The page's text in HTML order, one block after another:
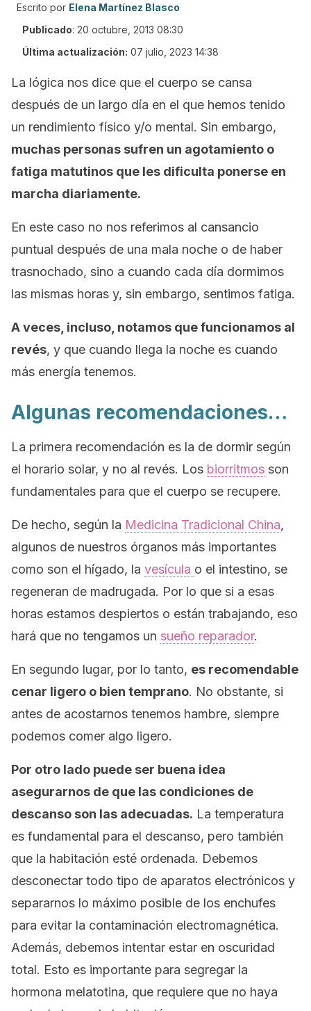
Escrito por Elena Martínez Blasco
Publicado: 20 octubre, 2013 08:30
Última actualización: 07 julio, 2023 14:38
La lógica nos dice que el cuerpo se cansa
después de un largo día en el que hemos tenido
un rendimiento físico y/o mental. Sin embargo,
muchas personas sufren un agotamiento o
fatiga matutinos que les dificulta ponerse en
marcha diariamente.
En este caso no nos referimos al cansancio
puntual después de una mala noche o de haber
trasnochado, sino a cuando cada día dormimos
las mismas horas y, sin embargo, sentimos fatiga.
A veces, incluso, notamos que funcionamos al
revés, y que cuando llega la noche es cuando
más energía tenemos.
Algunas recomendaciones…
La primera recomendación es la de dormir según
el horario solar, y no al revés. Los biorritmos son
fundamentales para que el cuerpo se recupere.
De hecho, según la Medicina Tradicional China,
algunos de nuestros órganos más importantes
como son el hígado, la vesícula o el intestino, se
regeneran de madrugada. Por lo que si a esas
horas estamos despiertos o están trabajando, eso
hará que no tengamos un sueño reparador.
En segundo lugar, por lo tanto, es recomendable
cenar ligero o bien temprano. No obstante, si
antes de acostarnos tenemos hambre, siempre
podemos comer algo ligero.
Por otro lado puede ser buena idea
asegurarnos de que las condiciones de
descanso son las adecuadas. La temperatura
es fundamental para el descanso, pero también
que la habitación esté ordenada. Debemos
desconectar todo tipo de aparatos electrónicos y
separarnos lo máximo posible de los enchufes
para evitar la contaminación electromagnética.
Además, debemos intentar estar en oscuridad
total. Esto es importante para segregar la
hormona melatotina, que requiere que no haya